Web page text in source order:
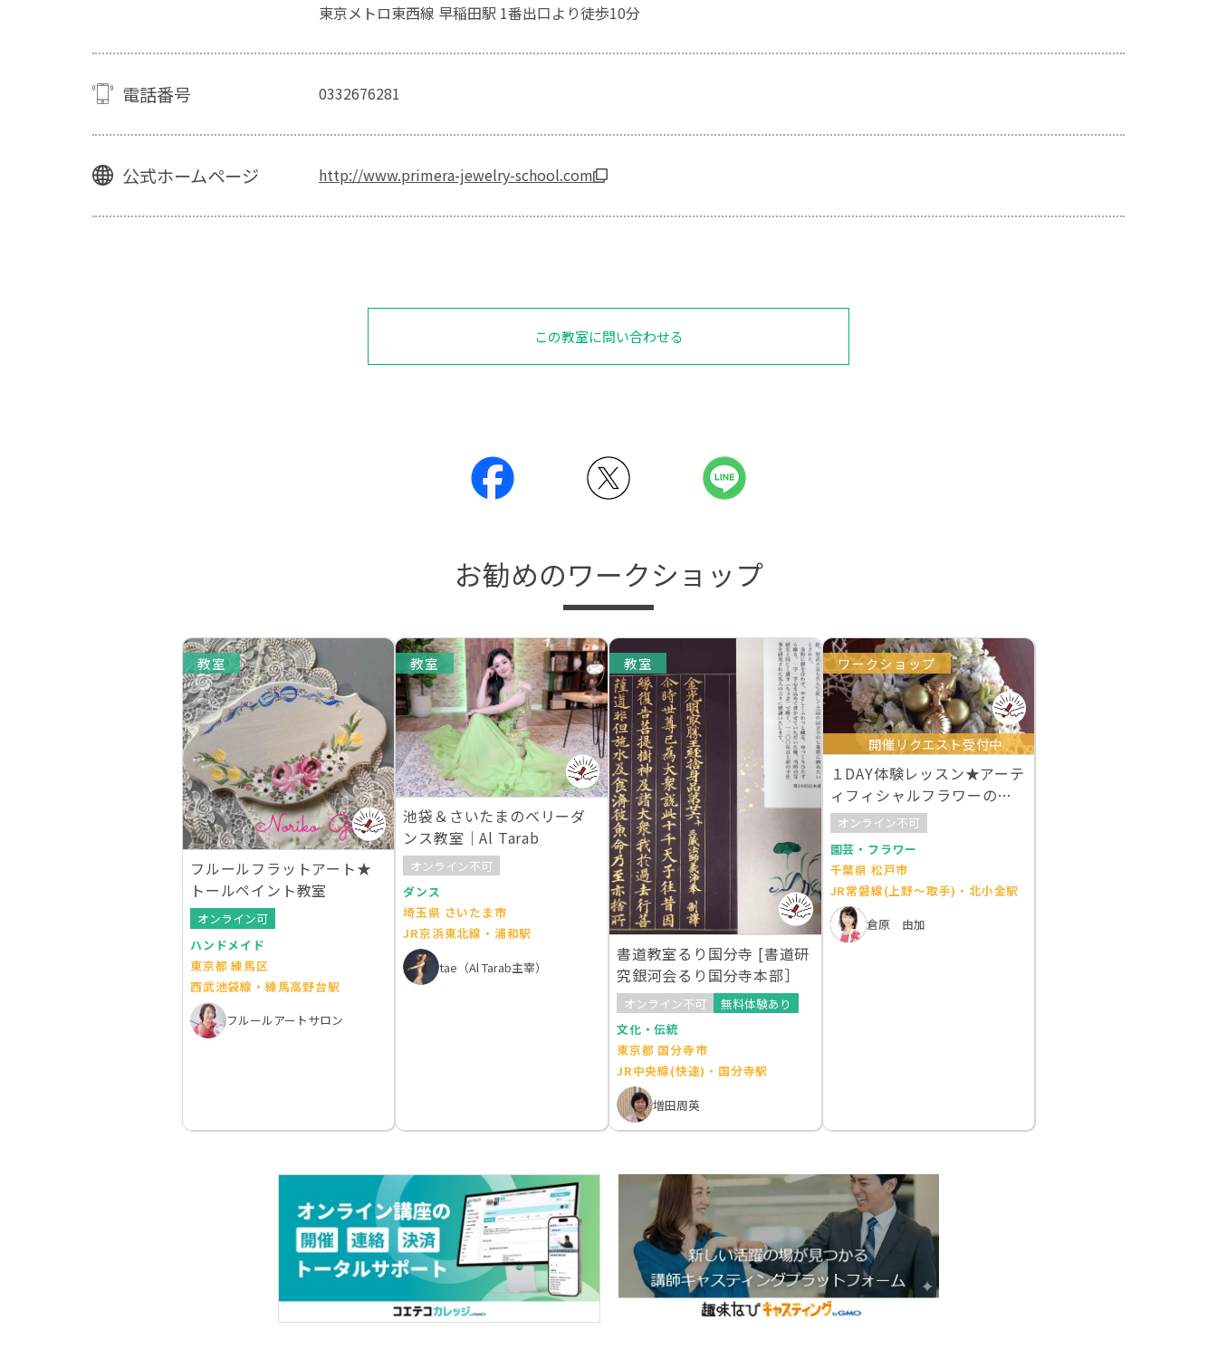
東京メトロ東西線 早稲田駅 1番出口より徒歩10分
電話番号 0332676281
公式ホームページ http://www.primera-jewelry-school.com
この教室に問い合わせる
お勧めのワークショップ
教室
フルールフラットアート★
トールペイント教室
オンライン可
ハンドメイド
東京都 練馬区
西武池袋線・練馬高野台駅
フルールアートサロン
教室
池袋＆さいたまのベリーダ
ンス教室｜Al Tarab
オンライン不可
ダンス
埼玉県 さいたま市
JR京浜東北線・浦和駅
tae（Al Tarab主宰）
教室
書道教室るり国分寺 [書道研
究銀河会るり国分寺本部］
オンライン不可
無料体験あり
文化・伝統
東京都 国分寺市
JR中央線(快速)・国分寺駅
増田周英
ワークショップ
開催リクエスト受付中
１DAY体験レッスン★アーテ
ィフィシャルフラワーの全
面リース
オンライン不可
園芸・フラワー
千葉県 松戸市
JR常磐線(上野～取手)・北小金駅
倉原 由加